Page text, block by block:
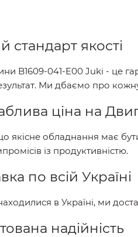
стандарт якості
B1609-041-E00 Juki - це
Ми дбаємо про
ціна на
якісне обладнання має
із продуктивністю.
по всій Україні
в Україні, ми
надійність